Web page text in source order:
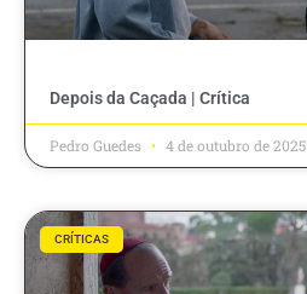
Depois da Caçada | Crítica
Pedro Guedes 4 de outubro de 2025
CRÍTICAS